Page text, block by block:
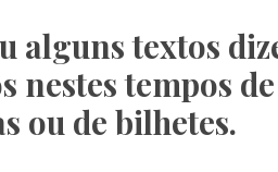
alguns textos
nestes tempos
ou de bilhetes.